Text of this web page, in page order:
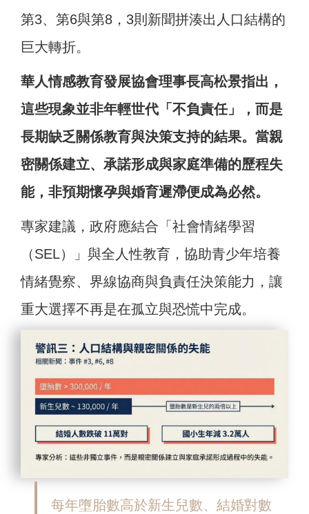
第3、第6與第8，3則新聞拼湊出人口結構的
巨大轉折。
華人情感教育發展協會理事長高松景指出，
這些現象並非年輕世代「不負責任」，而是
長期缺乏關係教育與決策支持的結果。當親
密關係建立、承諾形成與家庭準備的歷程失
能，非預期懷孕與婚育遲滯便成為必然。
專家建議，政府應結合「社會情緒學習
（SEL）」與全人性教育，協助青少年培養
情緒覺察、界線協商與負責任決策能力，讓
重大選擇不再是在孤立與恐慌中完成。
每年墮胎數高於新生兒數、結婚對數